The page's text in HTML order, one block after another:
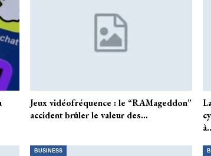
Jeux vidéofréquence : le “RAMageddon”
accident brûler le valeur des…
BUSINESS